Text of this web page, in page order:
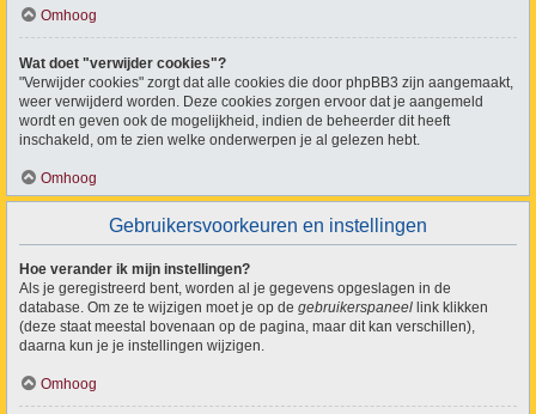
Omhoog
Wat doet "verwijder cookies"?
"Verwijder cookies" zorgt dat alle cookies die door phpBB3 zijn aangemaakt,
weer verwijderd worden. Deze cookies zorgen ervoor dat je aangemeld
wordt en geven ook de mogelijkheid, indien de beheerder dit heeft
inschakeld, om te zien welke onderwerpen je al gelezen hebt.
Omhoog
Gebruikersvoorkeuren en instellingen
Hoe verander ik mijn instellingen?
Als je geregistreerd bent, worden al je gegevens opgeslagen in de
database. Om ze te wijzigen moet je op de gebruikerspaneel link klikken
(deze staat meestal bovenaan op de pagina, maar dit kan verschillen),
daarna kun je je instellingen wijzigen.
Omhoog